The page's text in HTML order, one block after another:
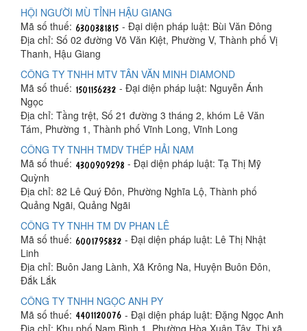
HỘI NGƯỜI MÙ TỈNH HẬU GIANG
Mã số thuế:
- Đại diện pháp luật: Bùi Văn Đông
Địa chỉ: Số 02 đường Võ Văn Kiệt, Phường V, Thành phố Vị
Thanh, Hậu Giang
CÔNG TY TNHH MTV TÂN VĂN MINH DIAMOND
Mã số thuế:
- Đại diện pháp luật: Nguyễn Ánh
Ngọc
Địa chỉ: Tầng trệt, Số 21 đường 3 tháng 2, khóm Lê Văn
Tám, Phường 1, Thành phố Vĩnh Long, Vĩnh Long
CÔNG TY TNHH TMDV THÉP HẢI NAM
Mã số thuế:
- Đại diện pháp luật: Tạ Thị Mỹ
Quỳnh
Địa chỉ: 82 Lê Quý Đôn, Phường Nghĩa Lộ, Thành phố
Quảng Ngãi, Quảng Ngãi
CÔNG TY TNHH TM DV PHAN LÊ
Mã số thuế:
- Đại diện pháp luật: Lê Thị Nhật
Linh
Địa chỉ: Buôn Jang Lành, Xã Krông Na, Huyện Buôn Đôn,
Đắk Lắk
CÔNG TY TNHH NGỌC ANH PY
Mã số thuế:
- Đại diện pháp luật: Đặng Ngọc Anh
Địa chỉ: Khu phố Nam Bình 1, Phường Hòa Xuân Tây, Thị xã